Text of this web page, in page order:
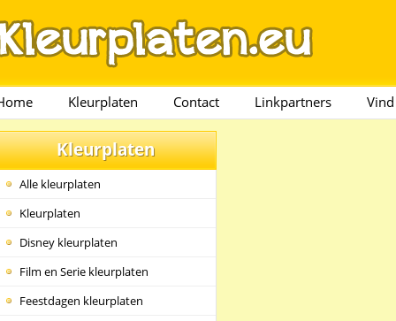
Kleurplaten Contact Linkpartners
Kleurplaten
Alle kleurplaten
Kleurplaten
Disney kleurplaten
Film en Serie kleurplaten
Feestdagen kleurplaten